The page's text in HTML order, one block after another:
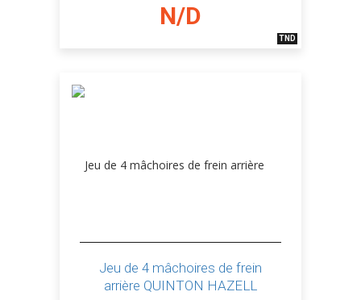
N/D
TND
Jeu de 4 mâchoires de frein
arrière QUINTON HAZELL